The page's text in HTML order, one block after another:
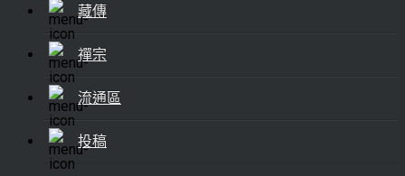
藏傳
禪宗
流通區
投稿